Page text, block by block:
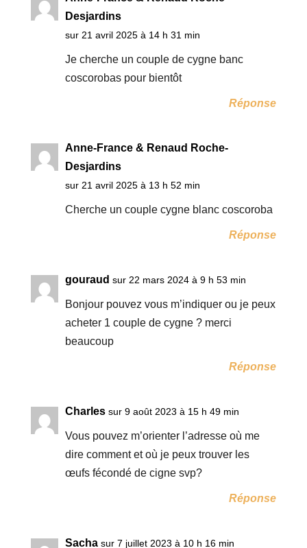
Desjardins
sur 21 avril 2025 à 14 h 31 min
Je cherche un couple de cygne banc
coscorobas pour bientôt
Réponse
Anne-France & Renaud Roche-
Desjardins
sur 21 avril 2025 à 13 h 52 min
Cherche un couple cygne blanc coscoroba
Réponse
gouraud sur 22 mars 2024 à 9 h 53 min
Bonjour pouvez vous m’indiquer ou je peux
acheter 1 couple de cygne ? merci
beaucoup
Réponse
Charles sur 9 août 2023 à 15 h 49 min
Vous pouvez m’orienter l’adresse où me
dire comment et où je peux trouver les
œufs fécondé de cigne svp?
Réponse
Sacha sur 7 juillet 2023 à 10 h 16 min